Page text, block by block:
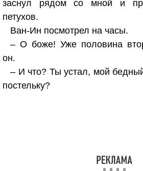
заснул рядом со мной и
петухов.
Ван-Ин посмотрел на часы.
– О боже! Уже половина
он.
– И что? Ты устал, мой
постельку?